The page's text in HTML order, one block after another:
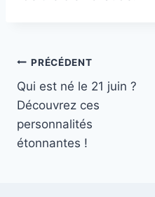
Navigation
de
l’article
PRÉCÉDENT
Qui est né le 21 juin ?
Découvrez ces
personnalités
étonnantes !